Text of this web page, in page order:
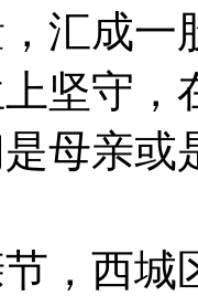
汇成
坚守，
母亲
西城